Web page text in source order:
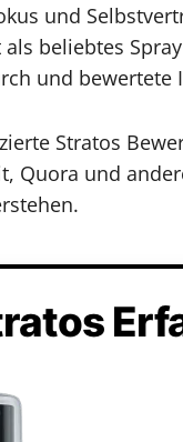
und
beliebtes
und
Stratos
Quora und